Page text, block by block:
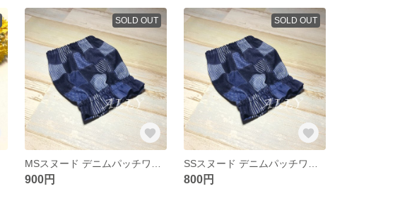
SOLD OUT
900円
SOLD OUT
800円